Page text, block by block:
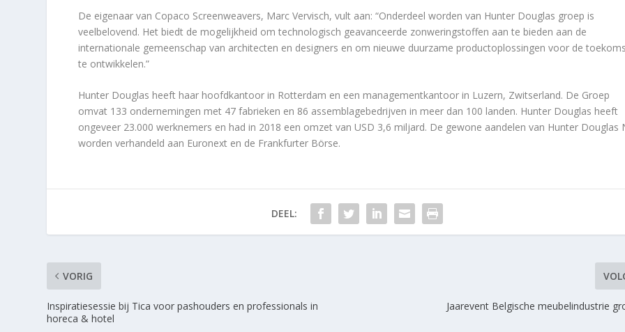
De eigenaar van Copaco Screenweavers, Marc Vervisch, vult aan: “Onderdeel worden van Hunter Douglas groep is
veelbelovend. Het biedt de mogelijkheid om technologisch geavanceerde zonweringstoffen aan te bieden aan de
internationale gemeenschap van architecten en designers en om nieuwe duurzame productoplossingen voor de
te ontwikkelen.”
Hunter Douglas heeft haar hoofdkantoor in Rotterdam en een managementkantoor in Luzern, Zwitserland. De Groep
omvat 133 ondernemingen met 47 fabrieken en 86 assemblagebedrijven in meer dan 100 landen. Hunter Douglas heeft
ongeveer 23.000 werknemers en had in 2018 een omzet van USD 3,6 miljard. De gewone aandelen van Hunter Douglas
worden verhandeld aan Euronext en de Frankfurter Börse.
DEEL:
VORIG
Inspiratiesessie bij Tica voor pashouders en professionals in
horeca & hotel
Jaarevent Belgische meubelindustrie